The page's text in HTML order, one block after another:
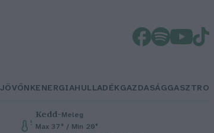
JÖVŐNKENERGIAHULLADÉKGAZDASÁGGASZTRO
Kedd–Meleg
Max 37° / Min 20°